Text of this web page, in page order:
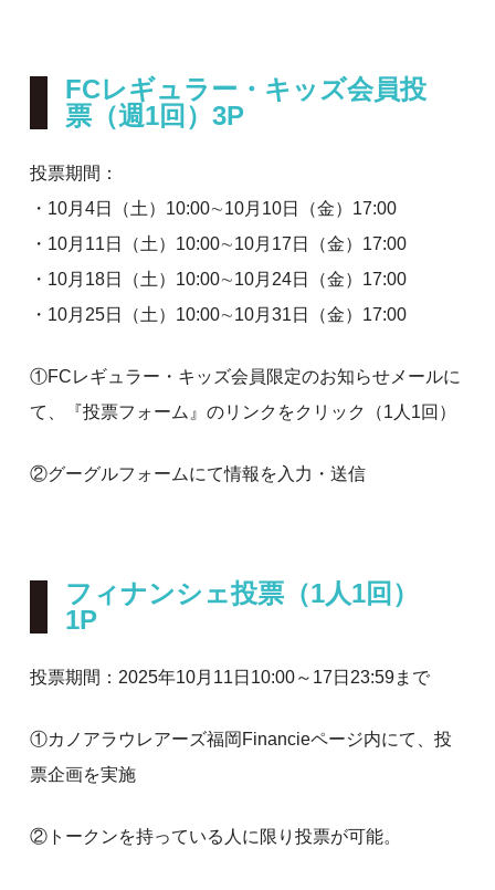
FCレギュラー・キッズ会員投
票（週1回）3P
投票期間：
・10月4日（土）10:00∼10月10日（金）17:00
・10月11日（土）10:00∼10月17日（金）17:00
・10月18日（土）10:00∼10月24日（金）17:00
・10月25日（土）10:00∼10月31日（金）17:00
①FCレギュラー・キッズ会員限定のお知らせメールに
て、『投票フォーム』のリンクをクリック（1人1回）
②グーグルフォームにて情報を入力・送信
フィナンシェ投票（1人1回）
1P
投票期間：2025年10月11日10:00～17日23:59まで
①カノアラウレアーズ福岡Financieページ内にて、投
票企画を実施
②トークンを持っている人に限り投票が可能。